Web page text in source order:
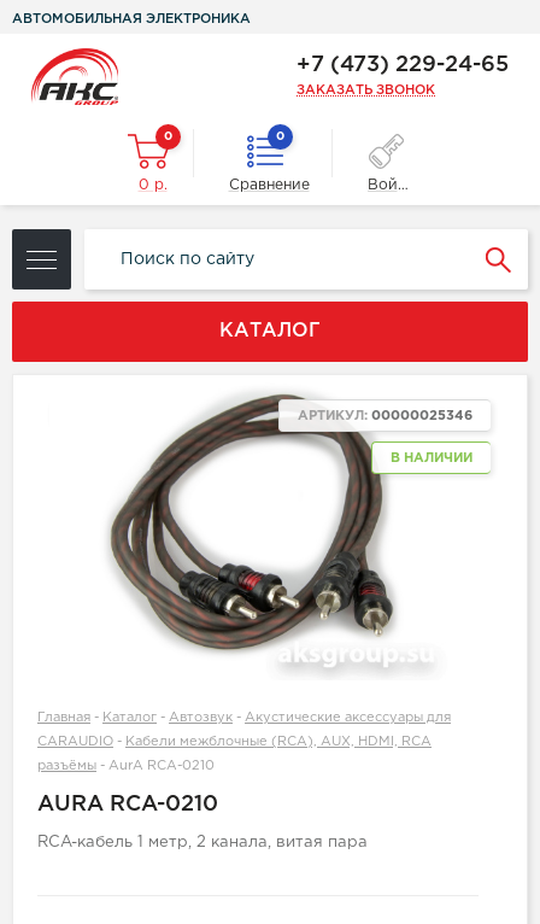
АВТОМОБИЛЬНАЯ ЭЛЕКТРОНИКА
+7 (473) 229-24-65
ЗАКАЗАТЬ ЗВОНОК
0
0 р.
0
Сравнение Войти
КАТАЛОГ
В НАЛИЧИИ
АРТИКУЛ: 00000025346
Главная - Каталог - Автозвук - Акустические аксессуары для
CARAUDIO - Кабели межблочные (RCA), AUX, HDMI, RCA
разъёмы - AurA RCA-0210
AURA RCA-0210
RCA-кабель 1 метр, 2 канала, витая пара